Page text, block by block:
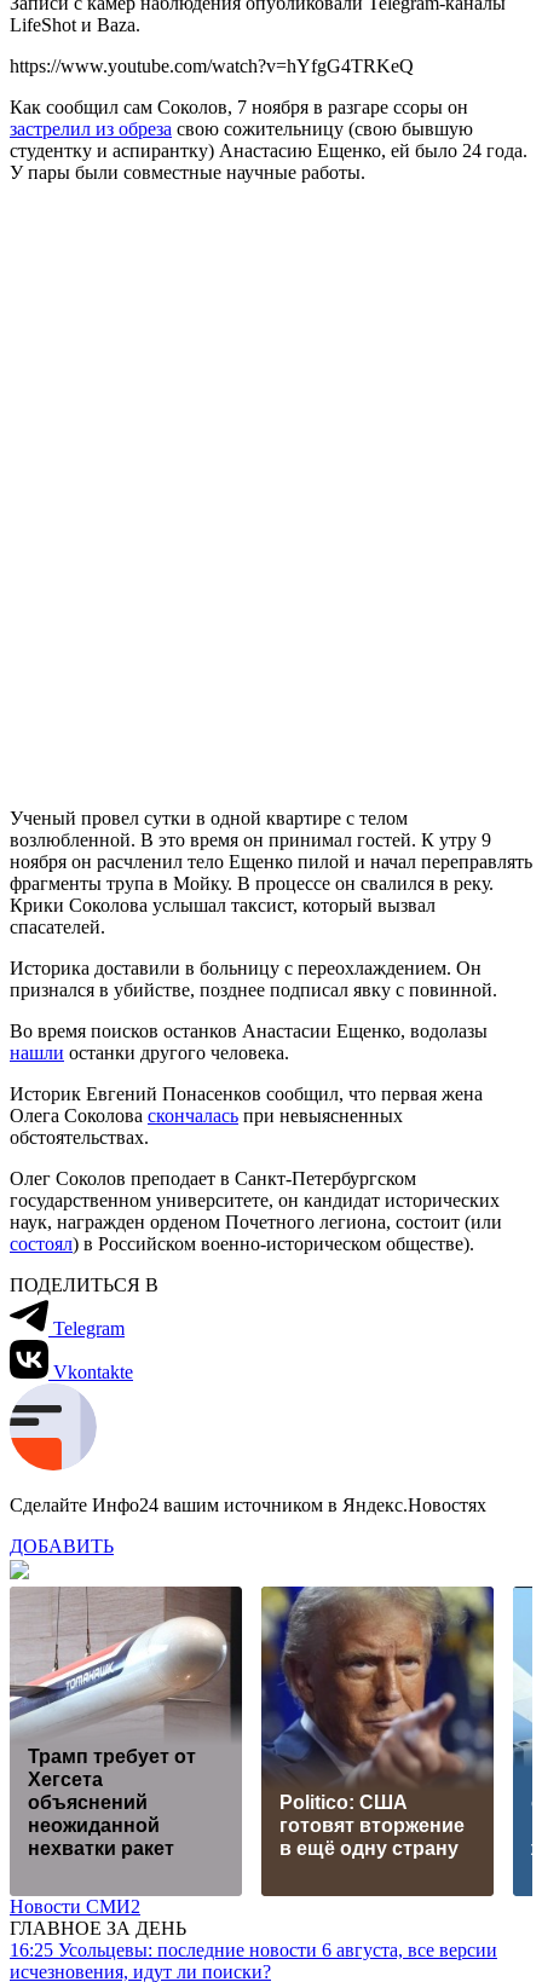
LifeShot и Baza.
https://www.youtube.com/watch?v=hYfgG4TRKeQ
Как сообщил сам Соколов, 7 ноября в разгаре ссоры он
застрелил из обреза свою сожительницу (свою бывшую
студентку и аспирантку) Анастасию Ещенко, ей было 24 года.
У пары были совместные научные работы.
Ученый провел сутки в одной квартире с телом
возлюбленной. В это время он принимал гостей. К утру 9
ноября он расчленил тело Ещенко пилой и начал переправлять
фрагменты трупа в Мойку. В процессе он свалился в реку.
Крики Соколова услышал таксист, который вызвал
спасателей.
Историка доставили в больницу с переохлаждением. Он
признался в убийстве, позднее подписал явку с повинной.
Во время поисков останков Анастасии Ещенко, водолазы
нашли останки другого человека.
Историк Евгений Понасенков сообщил, что первая жена
Олега Соколова скончалась при невыясненных
обстоятельствах.
Олег Соколов преподает в Санкт-Петербургском
государственном университете, он кандидат исторических
наук, награжден орденом Почетного легиона, состоит (или
состоял) в Российском военно-историческом обществе).
ПОДЕЛИТЬСЯ В
Telegram
Vkontakte
Сделайте Инфо24 вашим источником в Яндекс.Новостях
ДОБАВИТЬ
Трамп требует от
Хегсета
объяснений
неожиданной
нехватки ракет
Politico: США
готовят вторжение
в ещё одну страну
Новости СМИ2
ГЛАВНОЕ ЗА ДЕНЬ
16:25 Усольцевы: последние новости 6 августа, все версии
исчезновения, идут ли поиски?